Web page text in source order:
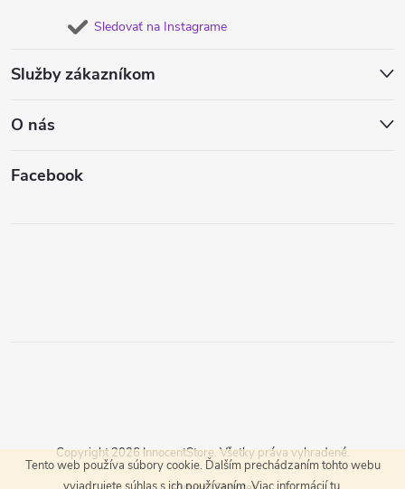
Tento web používa súbory cookie. Ďalším prechádzaním tohto webu
Sledovať na Instagrame
Služby zákazníkom
O nás
Facebook
Copyright 2026 InnocentStore. Všetky práva vyhradené.